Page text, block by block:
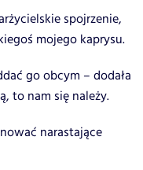
spojrzenie,
mojego kaprysu.
go obcym – dodała
to nam się należy.
narastające